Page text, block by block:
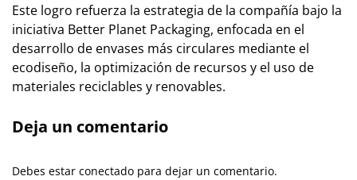
Este logro refuerza la estrategia de la compañía bajo la
iniciativa Better Planet Packaging, enfocada en el
desarrollo de envases más circulares mediante el
ecodiseño, la optimización de recursos y el uso de
materiales reciclables y renovables.
Deja un comentario
Debes estar conectado para dejar un comentario.